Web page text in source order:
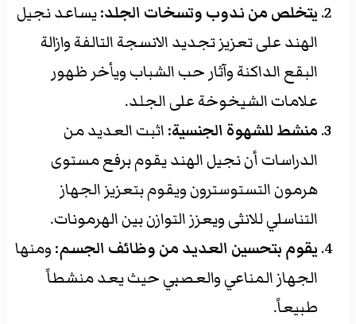
يتخلص من ندوب وتسخات الجلد:يساعد نجيل
الهند على تعزيز تجديد الانسجة التالفة وازالة
البقع الداكنة وآثار حب الشباب ويأخر ظهور
علامات الشيخوخة على الجلد.
منشط للشهوة الجنسية: اثبت العديد من
الدراسات أن نجيل الهند يقوم برفع مستوى
هرمون التستوسترون ويقوم بتعزيز الجهاز
التناسلي للانثى ويعزز التوازن بين الهرمونات.
يقوم بتحسين العديد من وظائف الجسم: ومنها
الجهاز المناعي والعصبي حيث يعد منشطاً
طبيعاً.